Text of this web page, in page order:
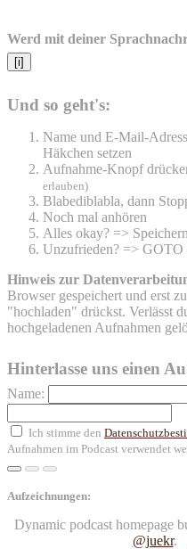
Werd mit deiner
[i]
Und so geht's:
Name und E-Mail-
Häkchen setzen
Aufnahme-Knopf
erlauben)
Blabediblabla, dann
Noch mal anhören
Alles okay? =>
Unzufrieden? => GOTO
Hinweis zur
Browser gespeichert und erst
"hochladen" drückst. Verlässt
hochgeladenen Aufnahmen
Hinterlasse uns einen
Name:
Ich stimme den
Aufnahmen im Podcast verwendet
Aufzeichnungen:
Dynamic podcast homepage
@juekr.